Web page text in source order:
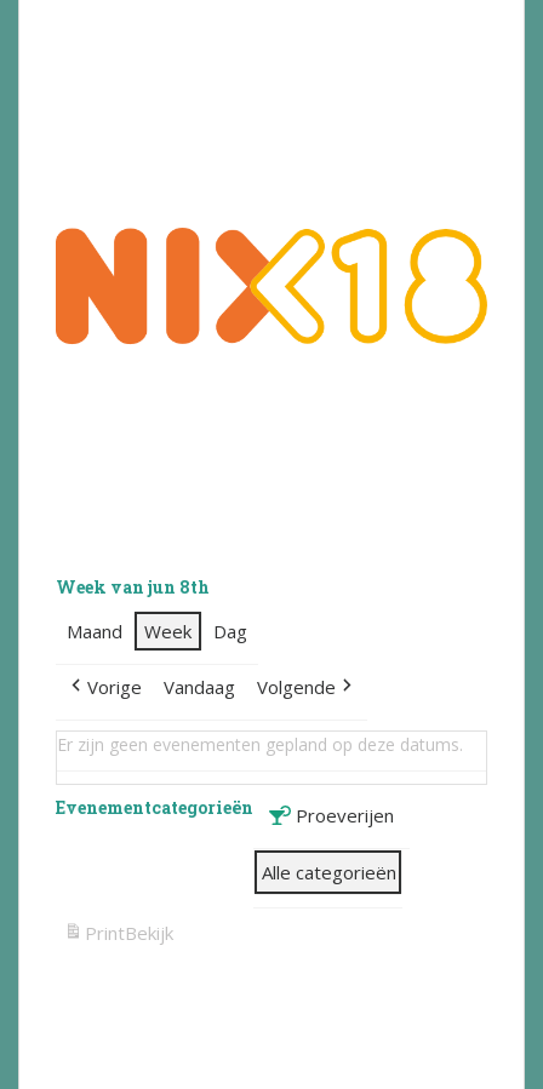
Week van jun 8th
Maand Week Dag
Vorige Vandaag Volgende
Er zijn geen evenementen gepland op deze datums.
Evenementcategorieën Proeverijen
Alle categorieën
PrintBekijk